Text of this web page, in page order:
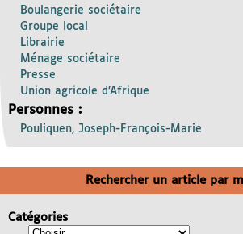
Boulangerie sociétaire
Groupe local
Librairie
Ménage sociétaire
Presse
Union agricole d’Afrique
Personnes :
Pouliquen, Joseph-François-Marie
Rechercher un article par
Catégories